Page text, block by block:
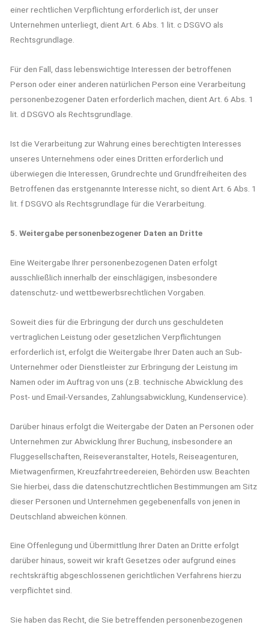
einer rechtlichen Verpflichtung erforderlich ist, der unser
Unternehmen unterliegt, dient Art. 6 Abs. 1 lit. c DSGVO als
Rechtsgrundlage.
Für den Fall, dass lebenswichtige Interessen der betroffenen
Person oder einer anderen natürlichen Person eine Verarbeitung
personenbezogener Daten erforderlich machen, dient Art. 6 Abs. 1
lit. d DSGVO als Rechtsgrundlage.
Ist die Verarbeitung zur Wahrung eines berechtigten Interesses
unseres Unternehmens oder eines Dritten erforderlich und
überwiegen die Interessen, Grundrechte und Grundfreiheiten des
Betroffenen das erstgenannte Interesse nicht, so dient Art. 6 Abs. 1
lit. f DSGVO als Rechtsgrundlage für die Verarbeitung.
5. Weitergabe personenbezogener Daten an Dritte
Eine Weitergabe Ihrer personenbezogenen Daten erfolgt
ausschließlich innerhalb der einschlägigen, insbesondere
datenschutz- und wettbewerbsrechtlichen Vorgaben.
Soweit dies für die Erbringung der durch uns geschuldeten
vertraglichen Leistung oder gesetzlichen Verpflichtungen
erforderlich ist, erfolgt die Weitergabe Ihrer Daten auch an Sub-
Unternehmer oder Dienstleister zur Erbringung der Leistung im
Namen oder im Auftrag von uns (z.B. technische Abwicklung des
Post- und Email-Versandes, Zahlungsabwicklung, Kundenservice).
Darüber hinaus erfolgt die Weitergabe der Daten an Personen oder
Unternehmen zur Abwicklung Ihrer Buchung, insbesondere an
Fluggesellschaften, Reiseveranstalter, Hotels, Reiseagenturen,
Mietwagenfirmen, Kreuzfahrtreedereien, Behörden usw. Beachten
Sie hierbei, dass die datenschutzrechtlichen Bestimmungen am Sitz
dieser Personen und Unternehmen gegebenenfalls von jenen in
Deutschland abweichen können.
Eine Offenlegung und Übermittlung Ihrer Daten an Dritte erfolgt
darüber hinaus, soweit wir kraft Gesetzes oder aufgrund eines
rechtskräftig abgeschlossenen gerichtlichen Verfahrens hierzu
verpflichtet sind.
Sie haben das Recht, die Sie betreffenden personenbezogenen